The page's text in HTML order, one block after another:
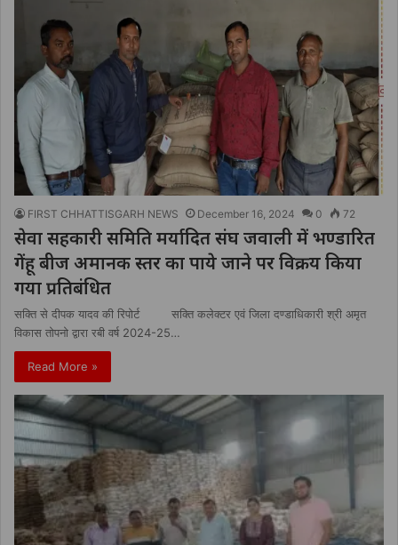
FIRST CHHATTISGARH NEWS December 16, 2024 0 72
सेवा सहकारी समिति मर्यादित संघ जवाली में भण्डारित
गेंहू बीज अमानक स्तर का पाये जाने पर विक्रय किया
गया प्रतिबंधित
सक्ति से दीपक यादव की रिपोर्ट सक्ति कलेक्टर एवं जिला दण्डाधिकारी श्री अमृत
विकास तोपनो द्वारा रबी वर्ष 2024-25…
Read More »